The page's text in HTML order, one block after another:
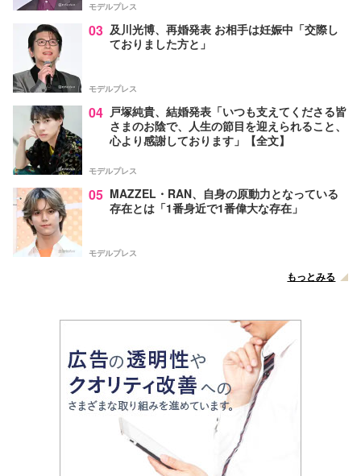
モデルプレス
03 及川光博、再婚発表 お相手は妊娠中「交際し
ておりました方と」
モデルプレス
04 戸塚純貴、結婚発表「いつも支えてくださる皆
さまのお陰で、人生の節目を迎えられること、
心より感謝しております」【全文】
モデルプレス
05 MAZZEL・RAN、自身の原動力となっている
存在とは「1番身近で1番偉大な存在」
モデルプレス
もっとみる